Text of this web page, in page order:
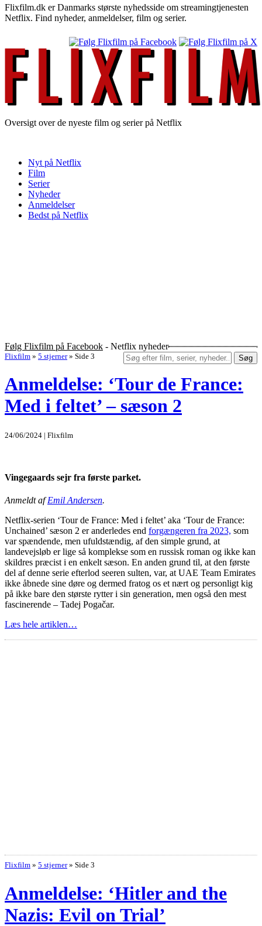
Flixfilm.dk er Danmarks største nyhedsside om streamingtjenesten
Netflix. Find nyheder, anmeldelser, film og serier.
Oversigt over de nyeste film og serier på Netflix
Nyt på Netflix
Film
Serier
Nyheder
Anmeldelser
Bedst på Netflix
Følg Flixfilm på Facebook - Netflix nyheder
Søg
Flixfilm » 5 stjerner » Side 3
Anmeldelse: ‘Tour de France:
Med i feltet’ – sæson 2
24/06/2024 | Flixfilm
Vingegaards sejr fra første parket.
Anmeldt afEmil Andersen.
Netflix-serien ‘Tour de France: Med i feltet’ aka ‘Tour de France:
Unchained’ sæson 2 er anderledes end forgængeren fra 2023, som
var spændende, men ufuldstændig, af den simple grund, at
landevejsløb er lige så komplekse som en russisk roman og ikke kan
skildres præcist i en enkelt sæson. En anden grund til, at den første
del af denne serie efterlod seeren sulten, var, at UAE Team Emirates
ikke åbnede sine døre og dermed fratog os et nært og personligt kig
på ikke bare den største rytter i sin generation, men også den mest
fascinerende – Tadej Pogačar.
Læs hele artiklen…
Flixfilm » 5 stjerner » Side 3
Anmeldelse: ‘Hitler and the
Nazis: Evil on Trial’